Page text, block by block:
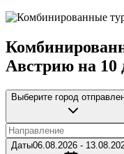
Австрию на 10
Выберите город
Даты06.08.2026 -